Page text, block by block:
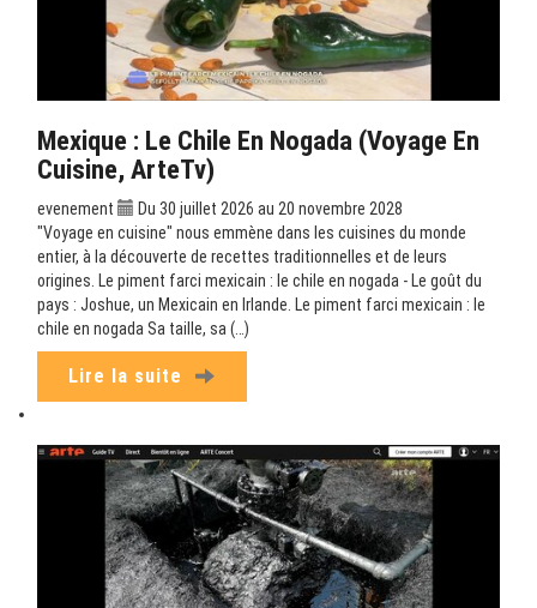
Mexique : Le Chile En Nogada (Voyage En
Cuisine, ArteTv)
evenement
Du 30 juillet 2026 au 20 novembre 2028
"Voyage en cuisine" nous emmène dans les cuisines du monde
entier, à la découverte de recettes traditionnelles et de leurs
origines. Le piment farci mexicain : le chile en nogada - Le goût du
pays : Joshue, un Mexicain en Irlande. Le piment farci mexicain : le
chile en nogada Sa taille, sa (…)
Lire la suite